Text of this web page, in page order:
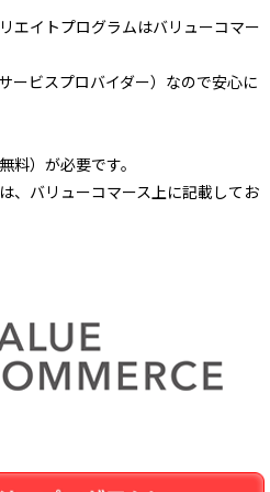
エイトプログラムはバリューコマー
ービスプロバイダー）なので安心に
料）が必要です。
、バリューコマース上に記載してお